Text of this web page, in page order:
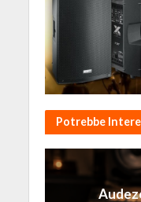
Potrebbe